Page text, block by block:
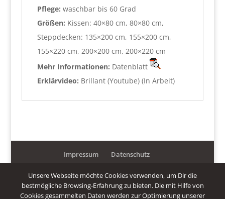
Pflege: waschbar bis 60 Grad
Größen: Kissen: 40×80 cm, 80×80 cm,
Steppdecken: 135×200 cm, 155×200 cm,
155×220 cm, 200×200 cm, 200×220 cm
Mehr Informationen: Datenblatt
Erklärvideo: Brillant (Youtube) (In Arbeit)
Impressum
Datenschutz
GERZ Matratzen GmbH - 90579 Langenzenn - Mühlsteig 53
Unsere Webseite möchte Cookies verwenden, um Dir die
bestmögliche Browsing-Erfahrung zu bieten. Die mit Hilfe von
Cookies gesammelten Daten werden zur Optimierung unserer